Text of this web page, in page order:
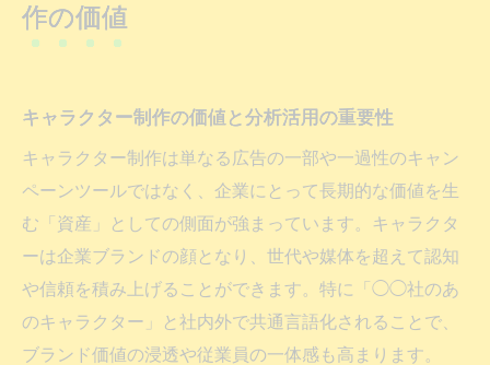
作の価値
キャラクター制作の価値と分析活用の重要性
キャラクター制作は単なる広告の一部や一過性のキャン
ペーンツールではなく、企業にとって長期的な価値を生
む「資産」としての側面が強まっています。キャラクタ
ーは企業ブランドの顔となり、世代や媒体を超えて認知
や信頼を積み上げることができます。特に「◯◯社のあ
のキャラクター」と社内外で共通言語化されることで、
ブランド価値の浸透や従業員の一体感も高まります。